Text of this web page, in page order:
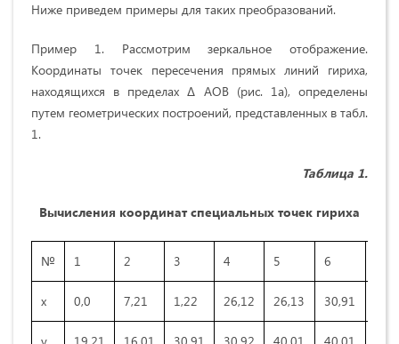
Ниже приведем примеры для таких преобразований.
Пример 1. Рассмотрим зеркальное отображение.
Координаты точек пересечения прямых линий гириха,
находящихся в пределах Δ АОВ (рис. 1а), определены
путем геометрических построений, представленных в табл.
1.
Таблица 1.
Вычисления координат специальных точек гириха
№ 1 2 3 4 5 6
х 0,0 7,21 1,22 26,12 26,13 30,91